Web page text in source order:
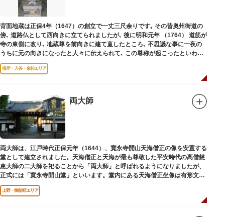
背面地蔵は正保4年（1647）の創立で一丈三尺余りです｡ その昔奥州街道の
傍､ 道路仏として西向きに立てられましたが､ 後に明和元年 （1764） 道筋が
寺の東側に改り､ 地蔵尊を前向きに建て直したところ､ 不思議な事に一夜の
うちに元の向きになったと人々に伝えられて､ この尊称が起こったといわれ
ています｡薬王寺（やくおうじ）にあります。
根岸・入谷・金杉エリア
両大師
両大師は、江戸時代正保元年（1644）、寛永寺開山天海僧正の像を安置する
堂として建立されました。天海僧正と天海が最も尊敬した平安時代の高僧慈
恵大師の二大師を祀ることから「両大師」と呼ばれるようになりましたが、
正式には「寛永寺開山堂」といいます。堂内にある天海僧正坐像は有形文化
財に指定されています。
上野・御徒町エリア